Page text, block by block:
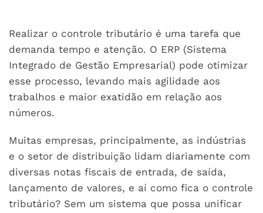
Realizar o controle tributário é uma tarefa que
demanda tempo e atenção. O ERP (Sistema
Integrado de Gestão Empresarial) pode otimizar
esse processo, levando mais agilidade aos
trabalhos e maior exatidão em relação aos
números.
Muitas empresas, principalmente, as indústrias
e o setor de distribuição lidam diariamente com
diversas notas fiscais de entrada, de saída,
lançamento de valores, e aí como fica o controle
tributário? Sem um sistema que possa unificar